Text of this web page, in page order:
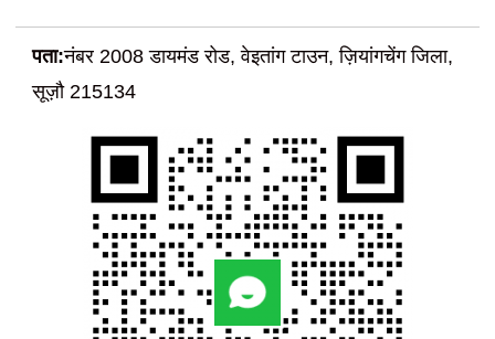
पता:नंबर 2008 डायमंड रोड, वेइतांग टाउन, ज़ियांगचेंग जिला,
सूज़ौ 215134